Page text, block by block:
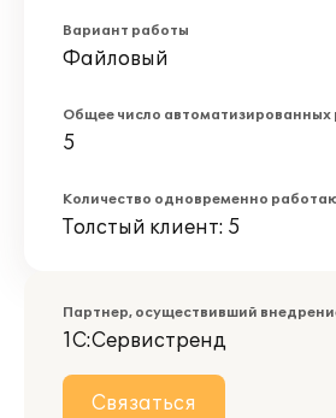
Вариант работы
Файловый
Общее число автоматизированных
5
Количество одновременно
Толстый клиент: 5
Партнер, осуществивший
1С:Сервистренд
Связаться